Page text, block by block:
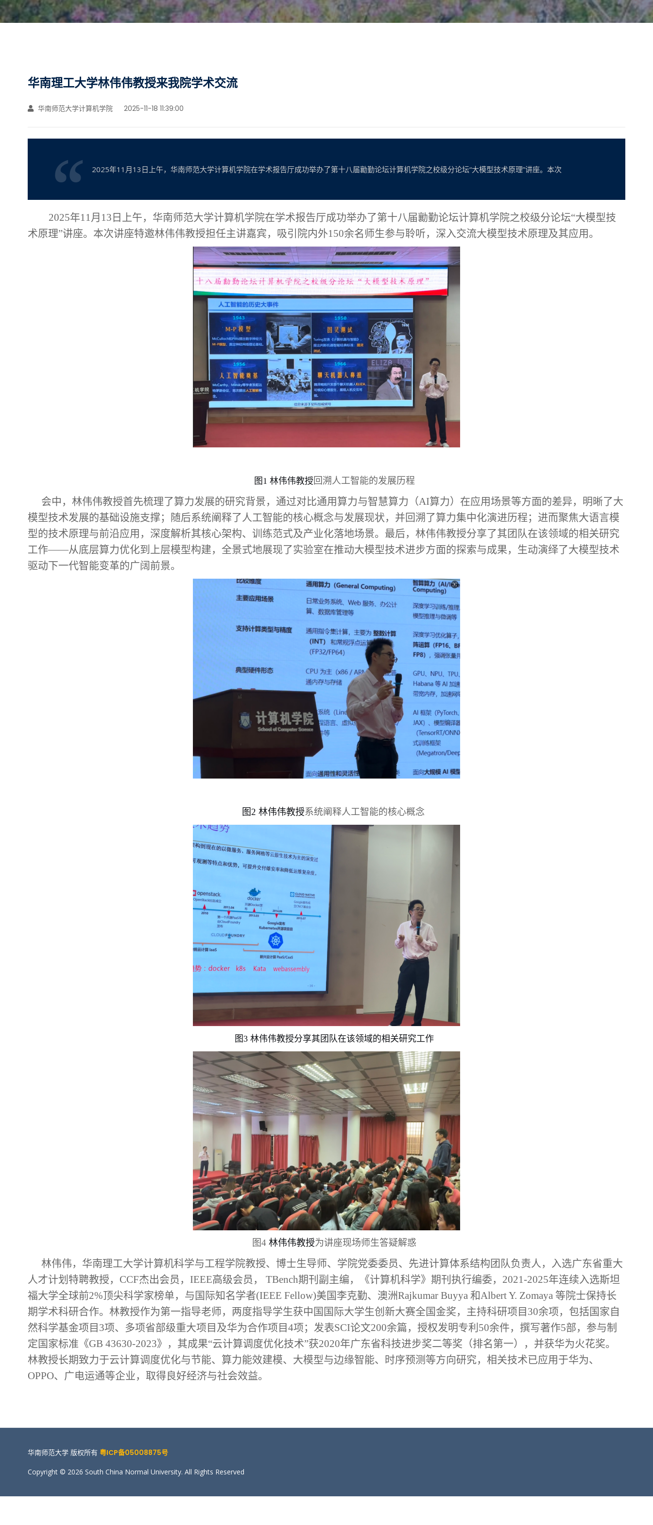
华南理工大学林伟伟教授来我院学术交流
华南师范大学计算机学院 2025-11-18 11:39:00
2025年11月13日上午，华南师范大学计算机学院在学术报告厅成功举办了第十八届勷勤论坛计算机学院之校级分论坛“大模型技术原理”讲座。本次
2025年11月13日上午， 华南师范大学计算机学院在学术报告厅成功举办了第十八届勷勤论坛计算机学院之校级分论坛“大模型技
术原理”讲座。 本次讲座特邀林伟伟教授担任主讲嘉宾， 吸引 院内外150余名师生参与聆听， 深入交流大模型技术原理及其应用 。
图1 林伟伟教授 回溯人工智能的发展历程
会中，林伟伟教授首先梳理了算力发展的研究背景，通过对比通用算力与智慧算力（AI算力）在应用场景等方面的差异，明晰了大
模型技术发展的基础设施支撑； 随后系统阐释了人工智能的核心概念与发展现状， 并回溯了算力集中化演进历程； 进而聚焦大语言模
型的技术原理与前沿应用，深度解析其核心架构、训练范式及产业化落地场景。 最后， 林伟伟教授分享了其团队在该领域的相关研究
工作——从底层算力优化到上层模型构建，全景式地展现了实验室在推动大模型技术进步方面的探索与成果，生动演绎了大模型技术
驱动下一代智能变革的广阔前景。
图2 林伟伟教授系统阐释人工智能的核心概念
图3 林伟伟教授分享其团队在该领域的相关研究工作
图4 林伟伟教授为讲座现场师生答疑解惑
林伟伟，华南理工大学计算机科学与工程学院教授、博士生导师、学院党委委员、先进计算体系结构团队负责人，入选广东省重大
人才计划特聘教授，CCF杰出会员，IEEE高级会员， TBench期刊副主编，《计算机科学》期刊执行编委，2021-2025年连续入选斯坦
福大学全球前2%顶尖科学家榜单，与国际知名学者(IEEE Fellow)美国李克勤、澳洲Rajkumar Buyya 和Albert Y. Zomaya 等院士保持长
期学术科研合作。林教授作为第一指导老师，两度指导学生获中国国际大学生创新大赛全国金奖，主持科研项目30余项，包括国家自
然科学基金项目3项、多项省部级重大项目及华为合作项目4项；发表SCI论文200余篇，授权发明专利50余件，撰写著作5部，参与制
定国家标准《GB 43630-2023》，其成果“云计算调度优化技术”获2020年广东省科技进步奖二等奖（排名第一），并获华为火花奖。
林教授长期致力于云计算调度优化与节能、算力能效建模、大模型与边缘智能、时序预测等方向研究，相关技术已应用于华为、
OPPO、广电运通等企业，取得良好经济与社会效益。
华南师范大学 版权所有 粤ICP备05008875号
Copyright © 2026 South China Normal University. All Rights Reserved